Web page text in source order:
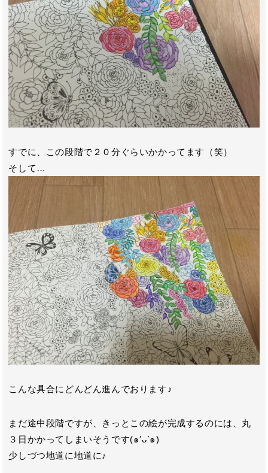
すでに、この段階で２０分ぐらいかかってます（笑）
そして…
こんな具合にどんどん進んでおります♪
まだ途中段階ですが、きっとこの絵が完成するのには、丸
３日かかってしまいそうです(๑′ᴗ‵๑)
少しづつ地道に地道に♪